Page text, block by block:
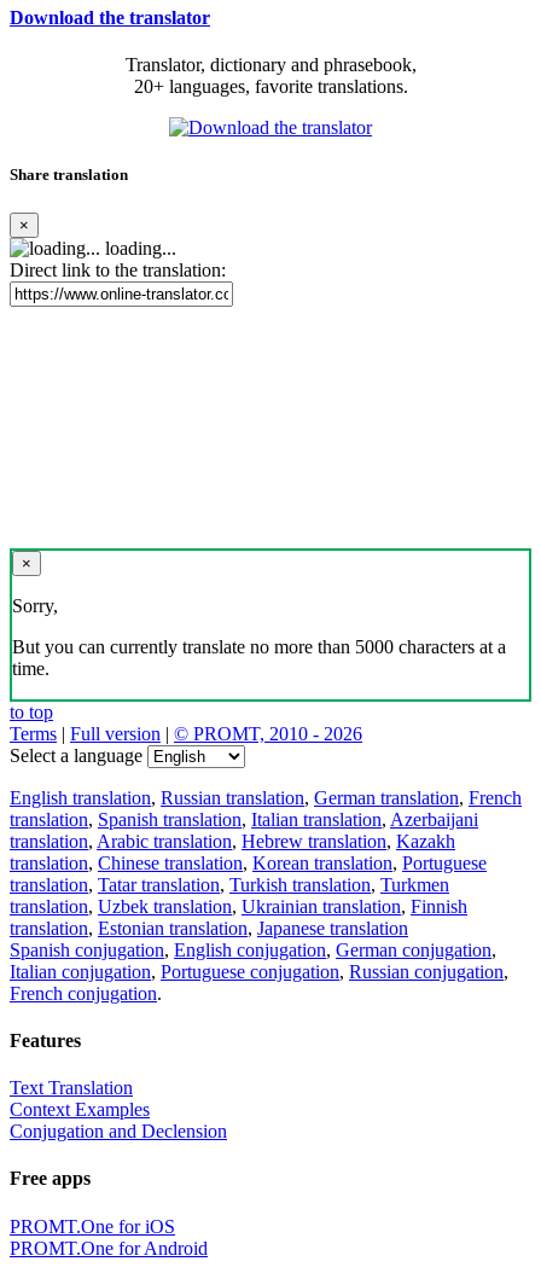
Download the translator
Translator, dictionary and phrasebook,
20+ languages, favorite translations.
Share translation
×
loading...
Direct link to the translation:
×
Sorry,
But you can currently translate no more than 5000 characters at a
time.
to top
Terms | Full version | © PROMT, 2010 - 2026
Select a language
English translation, Russian translation, German translation, French
translation, Spanish translation, Italian translation, Azerbaijani
translation, Arabic translation, Hebrew translation, Kazakh
translation, Chinese translation, Korean translation, Portuguese
translation, Tatar translation, Turkish translation, Turkmen
translation, Uzbek translation, Ukrainian translation, Finnish
translation, Estonian translation, Japanese translation
Spanish conjugation, English conjugation, German conjugation,
Italian conjugation, Portuguese conjugation, Russian conjugation,
French conjugation.
Features
Text Translation
Context Examples
Conjugation and Declension
Free apps
PROMT.One for iOS
PROMT.One for Android